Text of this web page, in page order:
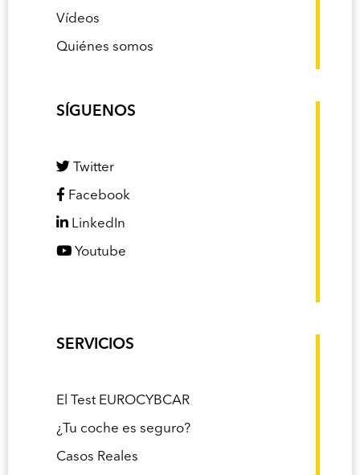
Vídeos
Quiénes somos
SÍGUENOS
Twitter
Facebook
LinkedIn
Youtube
SERVICIOS
El Test EUROCYBCAR
¿Tu coche es seguro?
Casos Reales